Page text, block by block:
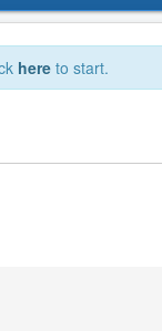
here to start.